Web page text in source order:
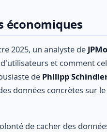
économiques
2025, un analyste de
et comment
de Philipp
données concrètes sur le
de cacher des